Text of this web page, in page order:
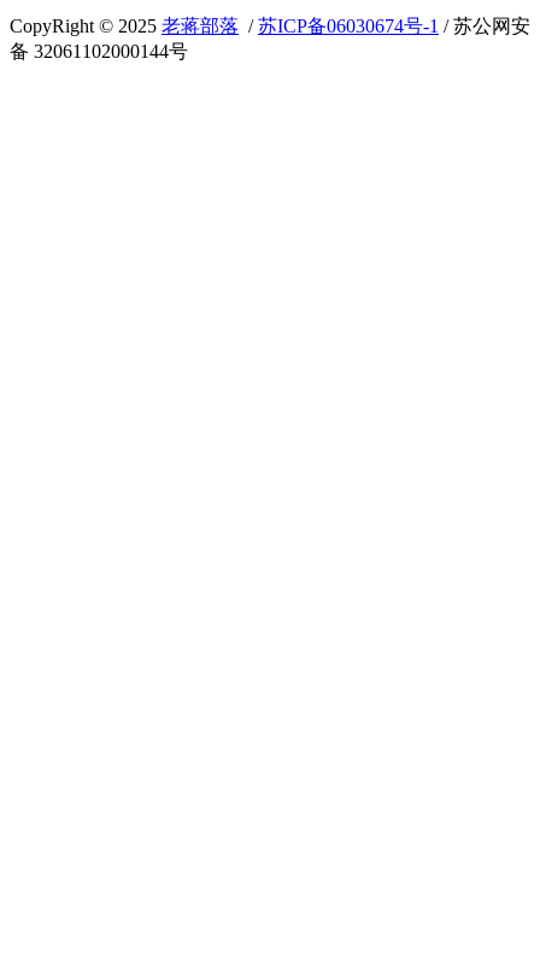
CopyRight © 2025 老蒋部落 /苏ICP备06030674号-1 / 苏公网安
备 32061102000144号